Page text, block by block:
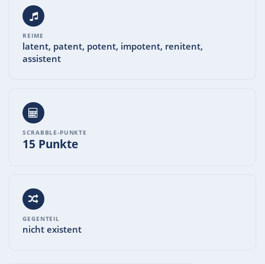
REIME
latent, patent, potent, impotent, renitent,
assistent
SCRABBLE-PUNKTE
15 Punkte
GEGENTEIL
nicht existent